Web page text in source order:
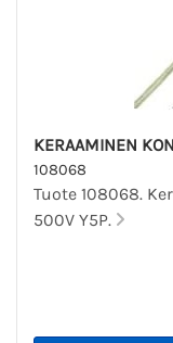
KERAAMINEN
108068
Tuote 108068.
500V Y5P.